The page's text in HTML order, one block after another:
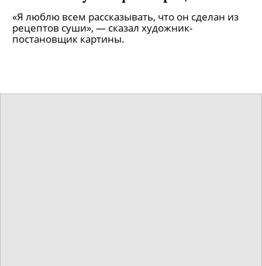
«Я люблю всем рассказывать, что он сделан из
рецептов суши», — сказал художник-
постановщик картины.